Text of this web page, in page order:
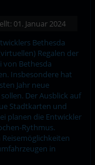
01. Januar 2024
Bethesda
Regalen der
von Bethesda
Insbesondere hat
Jahr neue
Der Ausblick auf
Stadtkarten und
planen die Entwickler
Rythmus.
in